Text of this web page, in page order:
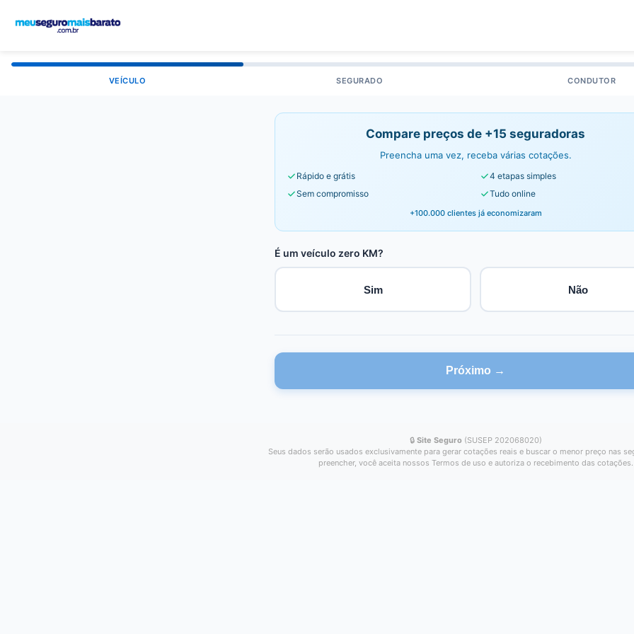
VEÍCULO SEGURADO CONDUTOR
Compare preços de +15 seguradoras
Preencha uma vez, receba várias cotações.
Rápido e grátis
4 etapas simples
Sem compromisso
Tudo online
+100.000 clientes já economizaram
É um veículo zero KM?
Sim Não
Próximo →
🔒 Site Seguro (SUSEP 202068020)
Seus dados serão usados exclusivamente para gerar cotações reais e buscar o menor preço nas
preencher, você aceita nossos Termos de uso e autoriza o recebimento das cotações.